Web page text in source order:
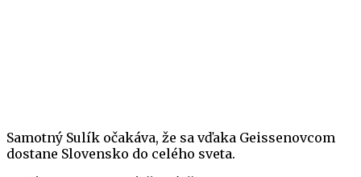
Samotný Sulík očakáva, že sa vďaka Geissenovcom
dostane Slovensko do celého sveta.